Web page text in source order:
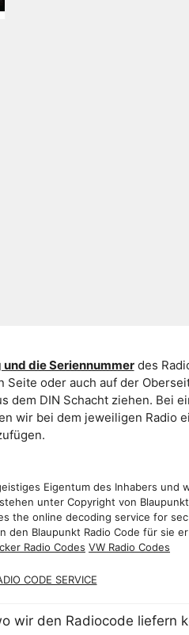
die Seriennummerdes
oder auch auf der
dem DIN Schacht ziehen. Bei
wir bei dem jeweiligen Radio
Eigentum des Inhabers und
unter Copyright von
the online decoding service for
Blaupunkt Radio Code für sie
Radio Codes VW Radio Codes
CODE SERVICE